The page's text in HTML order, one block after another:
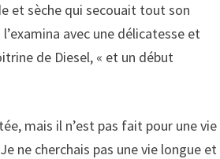
et sèche qui secouait tout son
avec une délicatesse et
de Diesel, « et un début
mais il n’est pas fait pour une vie
ne cherchais pas une vie longue et